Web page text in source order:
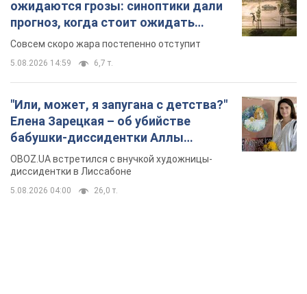
ожидаются грозы: синоптики дали
прогноз, когда стоит ожидать
изменения погоды
Совсем скоро жара постепенно отступит
5.08.2026 14:59 6,7 т.
"Или, может, я запугана с детства?"
Елена Зарецкая – об убийстве
бабушки-диссидентки Аллы
Горской, критике сына Стуса и
бегстве в Португалию с пятью
детьми
OBOZ.UA встретился с внучкой художницы-
диссидентки в Лиссабоне
5.08.2026 04:00 26,0 т.